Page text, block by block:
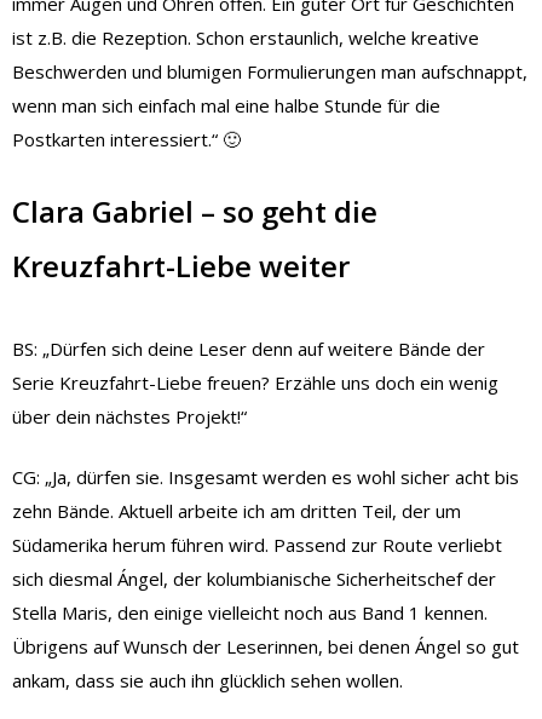
ist z.B. die Rezeption. Schon erstaunlich, welche kreative
Beschwerden und blumigen Formulierungen man aufschnappt,
wenn man sich einfach mal eine halbe Stunde für die
Postkarten interessiert.“ 🙂
Clara Gabriel – so geht die
Kreuzfahrt-Liebe weiter
BS: „Dürfen sich deine Leser denn auf weitere Bände der
Serie Kreuzfahrt-Liebe freuen? Erzähle uns doch ein wenig
über dein nächstes Projekt!“
CG: „Ja, dürfen sie. Insgesamt werden es wohl sicher acht bis
zehn Bände. Aktuell arbeite ich am dritten Teil, der um
Südamerika herum führen wird. Passend zur Route verliebt
sich diesmal Ángel, der kolumbianische Sicherheitschef der
Stella Maris, den einige vielleicht noch aus Band 1 kennen.
Übrigens auf Wunsch der Leserinnen, bei denen Ángel so gut
ankam, dass sie auch ihn glücklich sehen wollen.